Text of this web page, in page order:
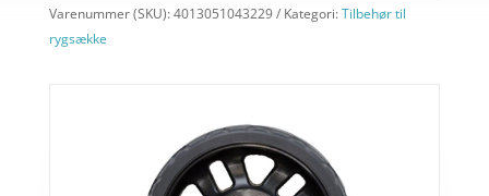
Varenummer (SKU): 4013051043229 Kategori: Tilbehør til
rygsække